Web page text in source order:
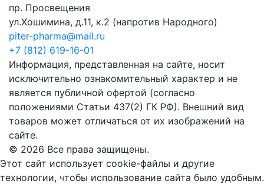
пр. Просвещения
ул.Хошимина, д.11, к.2 (напротив Народного)
piter-pharma@mail.ru
+7 (812) 619-16-01
Информация, представленная на сайте, носит
исключительно ознакомительный характер и не
является публичной офертой (согласно
положениями Статьи 437(2) ГК РФ). Внешний вид
товаров может отличаться от их изображений на
сайте.
© 2026 Все права защищены.
Этот сайт использует cookie-файлы и другие
технологии, чтобы использование сайта было удобным.